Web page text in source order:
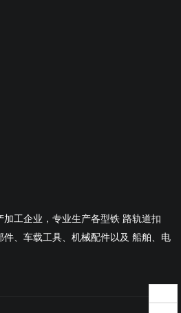
加工企业，专业生产各型铁 路轨道扣
、车载工具、机械配件以及 船舶、电